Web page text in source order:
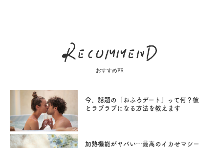
おすすめPR
今、話題の「おふろデート」って何？彼
とラブラブになる方法を教えます
加熱機能がヤバい…最高のイカせマシー